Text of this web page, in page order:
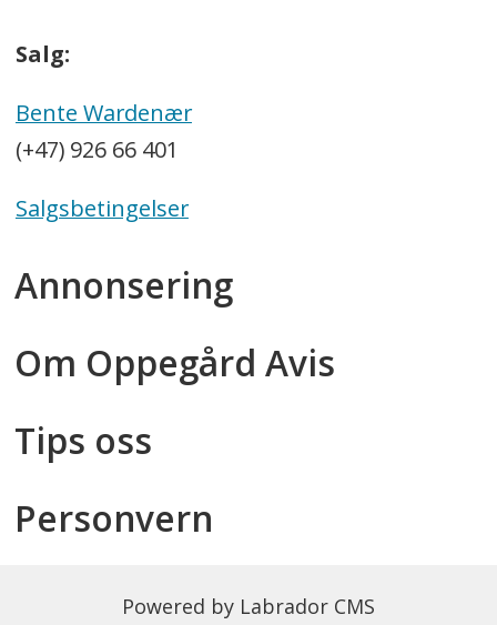
Salg:
Bente Wardenær
(+47) 926 66 401
Salgsbetingelser
Annonsering
Om Oppegård Avis
Tips oss
Personvern
Powered by Labrador CMS